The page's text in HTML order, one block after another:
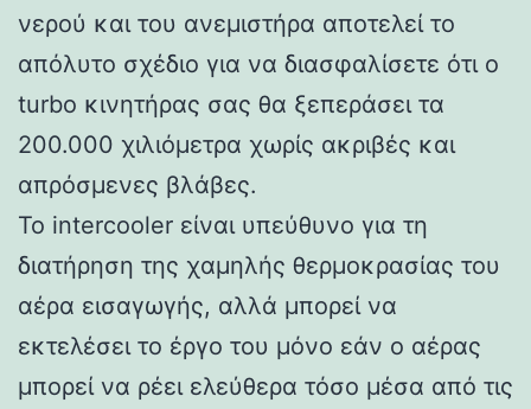
νερού και του ανεμιστήρα αποτελεί το
απόλυτο σχέδιο για να διασφαλίσετε ότι ο
turbo κινητήρας σας θα ξεπεράσει τα
200.000 χιλιόμετρα χωρίς ακριβές και
απρόσμενες βλάβες.
Το intercooler είναι υπεύθυνο για τη
διατήρηση της χαμηλής θερμοκρασίας του
αέρα εισαγωγής, αλλά μπορεί να
εκτελέσει το έργο του μόνο εάν ο αέρας
μπορεί να ρέει ελεύθερα τόσο μέσα από τις